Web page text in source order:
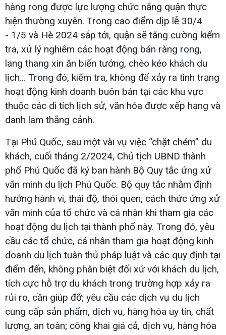
hàng rong được lực lượng chức năng quận thực
hiện thường xuyên. Trong cao điểm dịp lễ 30/4
- 1/5 và Hè 2024 sắp tới, quận sẽ tăng cường kiểm
tra, xử lý nghiêm các hoạt động bán ràng rong,
lang thang xin ăn biến tướng, chèo kéo khách du
lịch... Trong đó, kiểm tra, không để xảy ra tình trạng
hoạt động kinh doanh buôn bán tại các khu vực
thuộc các di tích lịch sử, văn hóa được xếp hạng và
danh lam thắng cảnh.
Tại Phú Quốc, sau một vài vụ việc “chặt chém” du
khách, cuối tháng 2/2024, Chủ tịch UBND thành
phố Phú Quốc đã ký ban hành Bộ Quy tắc ứng xử
văn minh du lịch Phú Quốc. Bộ quy tắc nhằm định
hướng hành vi, thái độ, thói quen, cách thức ứng xử
văn minh của tổ chức và cá nhân khi tham gia các
hoạt động du lịch tại thành phố này. Trong đó, yêu
cầu các tổ chức, cá nhân tham gia hoạt động kinh
doanh du lịch tuân thủ pháp luật và các quy định tại
điểm đến, không phân biệt đối xử với khách du lịch,
tích cực hỗ trợ du khách trong trường hợp xảy ra
rủi ro, cần giúp đỡ; yêu cầu các dịch vụ du lịch
cung cấp sản phẩm, dịch vụ, hàng hóa uy tín, chất
lượng, an toàn; công khai giá cả, dịch vụ, hàng hóa